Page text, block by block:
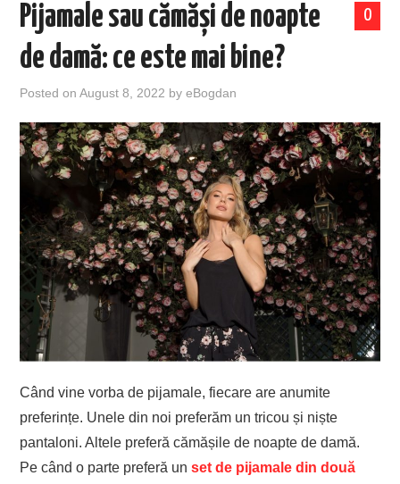
0
Pijamale sau cămăși de noapte
de damă: ce este mai bine?
Posted onAugust 8, 2022 byeBogdan
Când vine vorba de pijamale, fiecare are anumite
preferințe. Unele din noi preferăm un tricou și niște
pantaloni. Altele preferă cămășile de noapte de damă.
Pe când o parte preferă unset de pijamale din două